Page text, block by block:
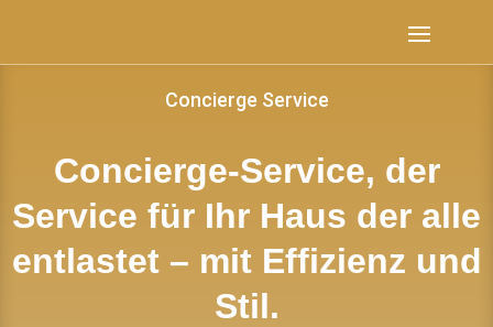
Concierge Service
Concierge-Service, der
Service für Ihr Haus der alle
entlastet – mit Effizienz und
Stil.